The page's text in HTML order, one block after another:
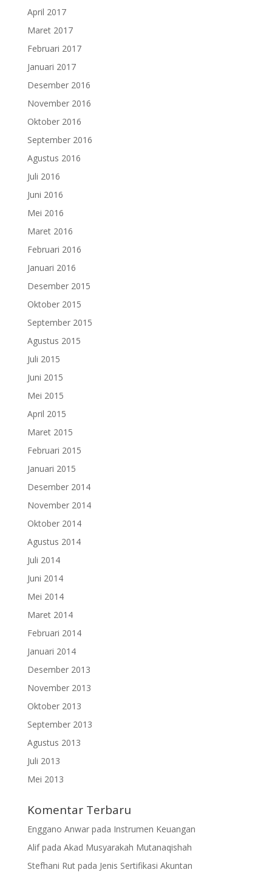
April 2017
Maret 2017
Februari 2017
Januari 2017
Desember 2016
November 2016
Oktober 2016
September 2016
Agustus 2016
Juli 2016
Juni 2016
Mei 2016
Maret 2016
Februari 2016
Januari 2016
Desember 2015
Oktober 2015
September 2015
Agustus 2015
Juli 2015
Juni 2015
Mei 2015
April 2015
Maret 2015
Februari 2015
Januari 2015
Desember 2014
November 2014
Oktober 2014
Agustus 2014
Juli 2014
Juni 2014
Mei 2014
Maret 2014
Februari 2014
Januari 2014
Desember 2013
November 2013
Oktober 2013
September 2013
Agustus 2013
Juli 2013
Mei 2013
Komentar Terbaru
Enggano Anwarpada Instrumen Keuangan
Alifpada Akad Musyarakah Mutanaqishah
Stefhani Rutpada Jenis Sertifikasi Akuntan